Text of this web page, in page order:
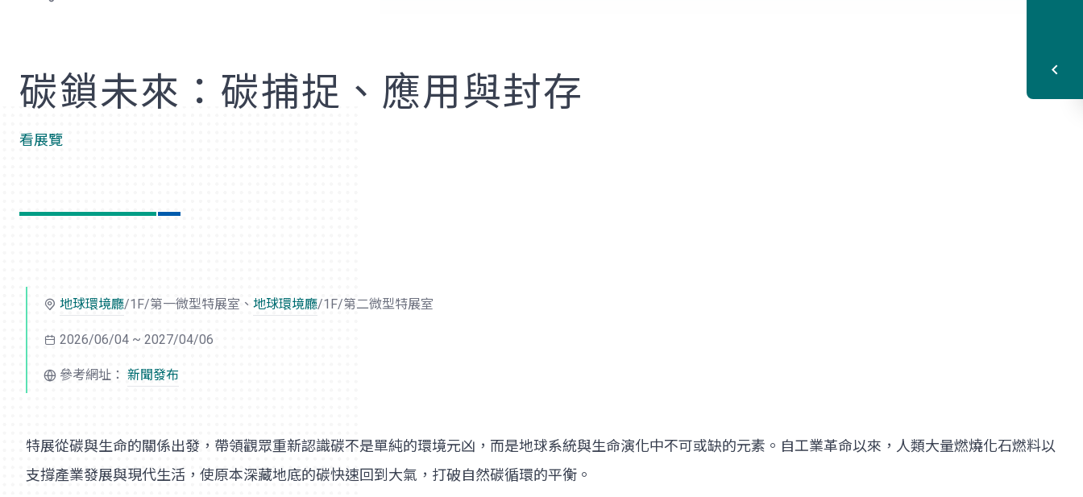
碳鎖未來：碳捕捉、應用與封存
看展覽
地球環境廳/1F/第一微型特展室、 地球環境廳/1F/第二微型特展室
2026/06/04 ~ 2027/04/06
參考網址： 新聞發布
特展從碳與生命的關係出發，帶領觀眾重新認識碳不是單純的環境元凶，而是地球系統與生命演化中不可或缺的元素。自工業革命以來，人類大量燃燒化石燃料以
支撐產業發展與現代生活，使原本深藏地底的碳快速回到大氣，打破自然碳循環的平衡。